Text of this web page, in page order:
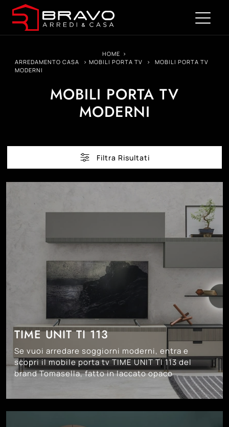
HOME >
ARREDAMENTO CASA
> MOBILI PORTA TV >
MOBILI PORTA TV
MODERNI
MOBILI PORTA TV
MODERNI
Filtra Risultati
TIME UNIT TI 113
Se vuoi arredare soggiorni moderni, entra e
scopri il mobile porta tv TIME UNIT TI 113 del
brand Tomasella, fatto in laccato opaco